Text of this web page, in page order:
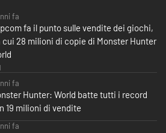
membri vengono inviati periodicamente
flotte di navi.
all'inseguimento del colosso Zorah
di questa storia, un cacciatore che
viaggio della sua vita.
fa
fa il punto sulle vendite dei giochi,
cui 28 milioni di copie di Monster Hunter
fa
Hunter: World batte tutti i record
19 milioni di vendite
fa